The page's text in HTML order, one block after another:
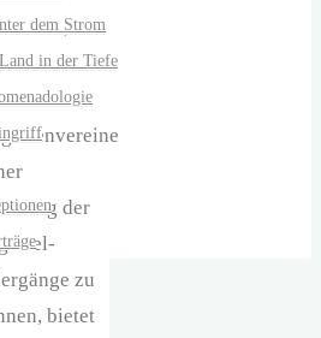
dem Strom
in der Tiefe
Ziel, die
Initiativen
der
zu
bietet